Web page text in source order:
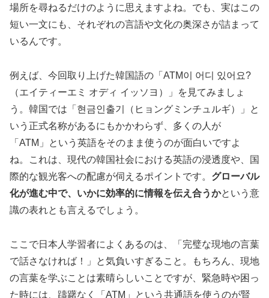
場所を尋ねるだけのように思えますよね。でも、実はこの
短い一文にも、それぞれの言語や文化の奥深さが詰まって
いるんです。
例えば、今回取り上げた韓国語の「ATM이 어디 있어요?
（エイティーエミ オディ イッソヨ）」を見てみましょ
う。韓国では「현금인출기（ヒョングミンチュルギ）」と
いう正式名称があるにもかかわらず、多くの人が
「ATM」という英語をそのまま使うのが面白いですよ
ね。これは、現代の韓国社会における英語の浸透度や、国
際的な観光客への配慮が伺えるポイントです。 グローバル
化が進む中で、いかに効率的に情報を伝え合うかという意
識の表れとも言えるでしょう。
ここで日本人学習者によくあるのは、「完璧な現地の言葉
で話さなければ！」と気負いすぎること。もちろん、現地
の言葉を学ぶことは素晴らしいことですが、緊急時や困っ
た時には、躊躇なく「ATM」という共通語を使うのが賢